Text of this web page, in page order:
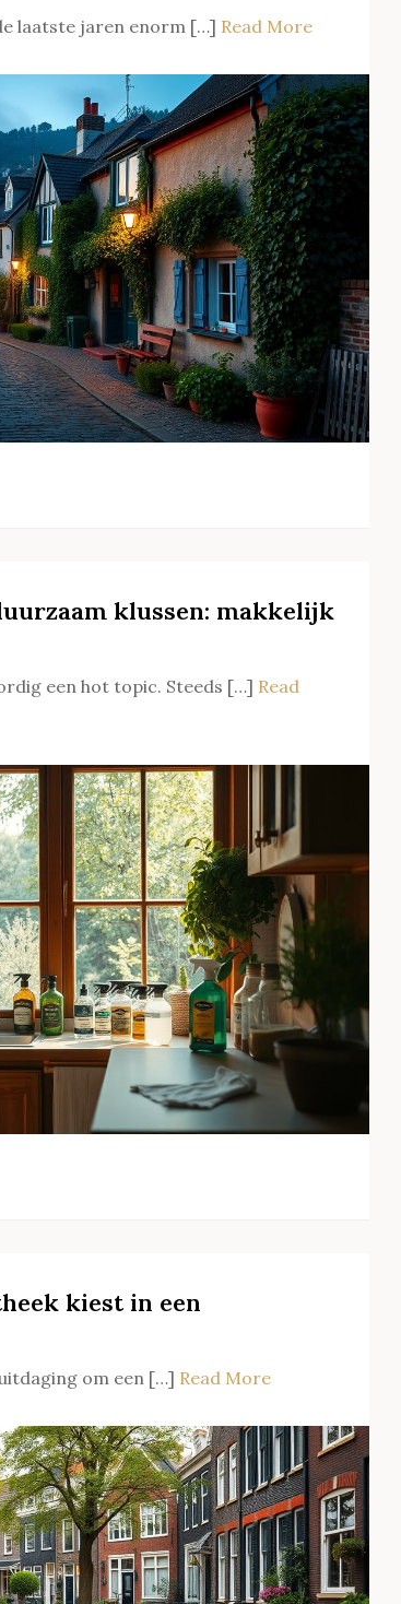
laatste jaren enorm […] Read More
klussen: makkelijk
een hot topic. Steeds […] Read
kiest in een
om een […] Read More